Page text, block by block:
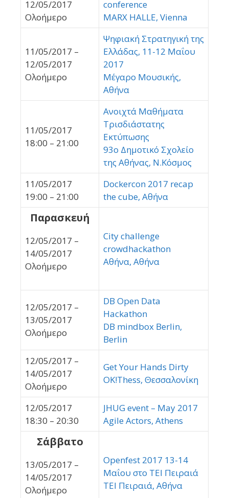
12/05/2017
Ολοήμερο
conference
MARX HALLE, Vienna
11/05/2017 –
12/05/2017
Ολοήμερο
Ψηφιακή Στρατηγική της
Ελλάδας, 11-12 Μαΐου
2017
Μέγαρο Μουσικής,
Αθήνα
11/05/2017
18:00 – 21:00
Ανοιχτά Μαθήματα
Τρισδιάστατης
Εκτύπωσης
93ο Δημοτικό Σχολείο
της Αθήνας, Ν.Κόσμος
11/05/2017
19:00 – 21:00
Dockercon 2017 recap
the cube, Αθήνα
Παρασκευή
12/05/2017 –
14/05/2017
Ολοήμερο
City challenge
crowdhackathon
Αθήνα, Αθήνα
12/05/2017 –
13/05/2017
Ολοήμερο
DB Open Data
Hackathon
DB mindbox Berlin,
Berlin
12/05/2017 –
14/05/2017
Ολοήμερο
Get Your Hands Dirty
OK!Thess, Θεσσαλονίκη
12/05/2017
18:30 – 20:30
JHUG event – May 2017
Agile Actors, Athens
Σάββατο
13/05/2017 –
14/05/2017
Ολοήμερο
Openfest 2017 13-14
Μαΐου στο TEI Πειραιά
ΤΕΙ Πειραιά, Αθήνα